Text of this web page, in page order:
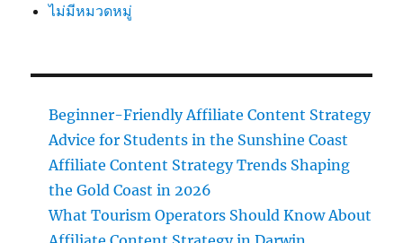
ไม่มีหมวดหมู่
Beginner-Friendly Affiliate Content Strategy
Advice for Students in the Sunshine Coast
Affiliate Content Strategy Trends Shaping
the Gold Coast in 2026
What Tourism Operators Should Know About